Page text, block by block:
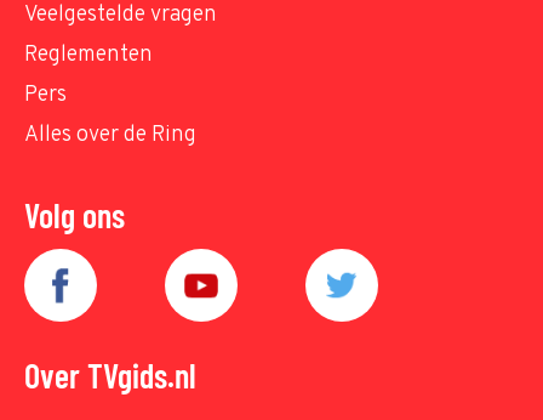
Veelgestelde vragen
Reglementen
Pers
Alles over de Ring
Volg ons
Over TVgids.nl